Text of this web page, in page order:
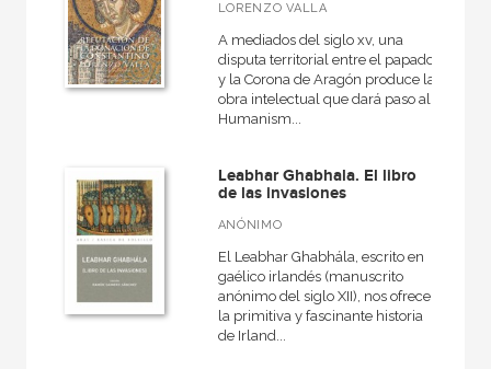
LORENZO VALLA
A mediados del siglo xv, una
disputa territorial entre el papado
y la Corona de Aragón produce la
obra intelectual que dará paso al
Humanism...
Leabhar Ghabhala. El libro
de las invasiones
ANÓNIMO
El Leabhar Ghabhála, escrito en
gaélico irlandés (manuscrito
anónimo del siglo XII), nos ofrece
la primitiva y fascinante historia
de Irland...